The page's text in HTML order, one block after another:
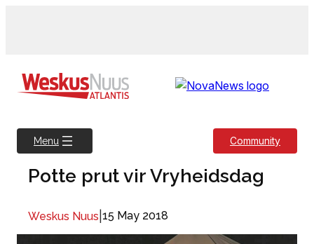
Menu Community
Potte prut vir Vryheidsdag
Weskus Nuus 15 May 2018